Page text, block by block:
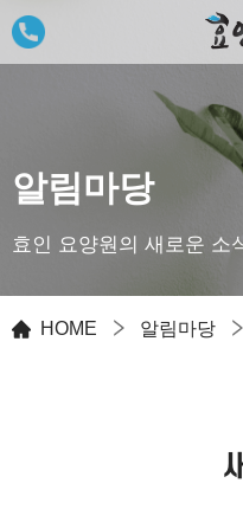
알림마당
효인 요양원의 새로운 소
HOME 알림마당